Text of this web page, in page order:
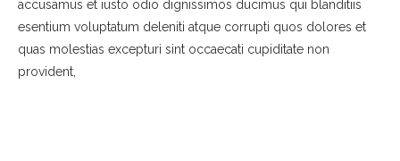
accusamus et iusto odio dignissimos ducimus qui blanditiis
esentium voluptatum deleniti atque corrupti quos dolores et
quas molestias excepturi sint occaecati cupiditate non
provident,